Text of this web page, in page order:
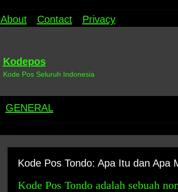
About Contact Privacy
Kodepos
Kode Pos Seluruh Indonesia
GENERAL
Kode Pos Tondo: Apa Itu dan Apa
Kode Pos Tondo adalah sebuah